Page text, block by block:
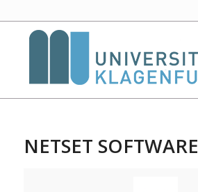
NETSET SOFTWARE